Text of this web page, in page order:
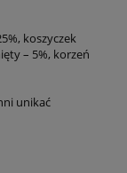
koszyczek
– 5%, korzeń
unikać